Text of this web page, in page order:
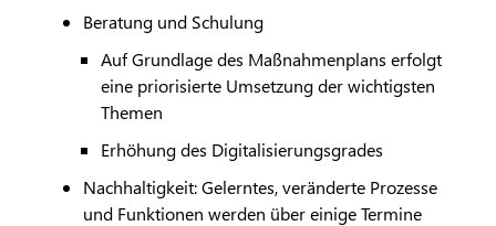
Beratung und Schulung
Auf Grundlage des Maßnahmenplans erfolgt
eine priorisierte Umsetzung der wichtigsten
Themen
Erhöhung des Digitalisierungsgrades
Nachhaltigkeit: Gelerntes, veränderte Prozesse
und Funktionen werden über einige Termine